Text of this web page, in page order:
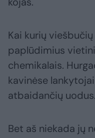
Kai kurių
paplūdimius
chemikalais.
kavinėse
atbaidančių uodus.
Bet aš niekada jų